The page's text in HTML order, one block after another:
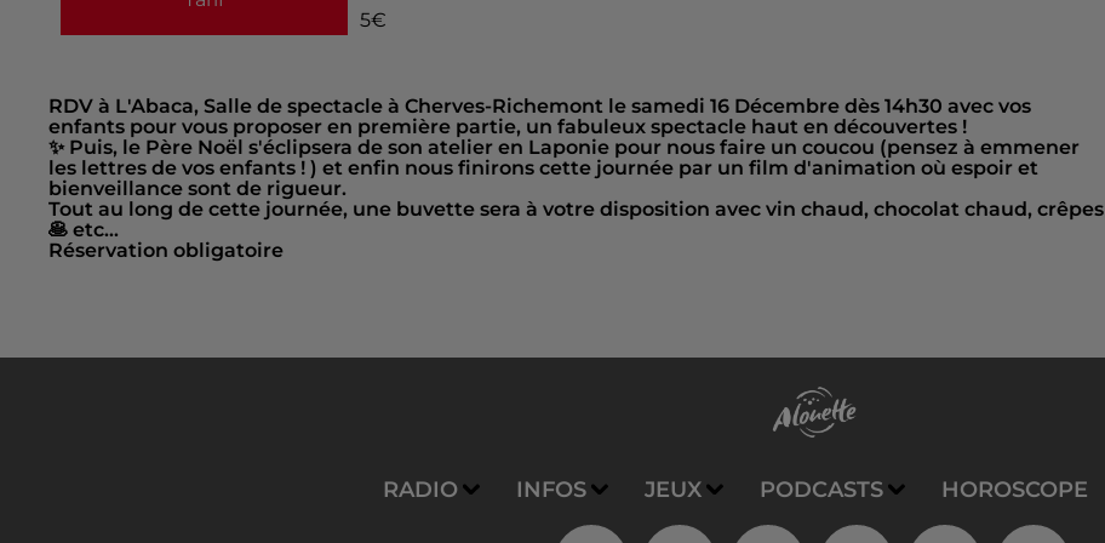
5€
RDV à L'Abaca, Salle de spectacle à Cherves-Richemont le samedi 16 Décembre dès 14h30 avec vos
enfants pour vous proposer en première partie, un fabuleux spectacle haut en découvertes !
✨ Puis, le Père Noël s'éclipsera de son atelier en Laponie pour nous faire un coucou (pensez à emmener
les lettres de vos enfants ! ) et enfin nous finirons cette journée par un film d'animation où espoir et
bienveillance sont de rigueur.
Tout au long de cette journée, une buvette sera à votre disposition avec vin chaud, chocolat chaud, crêpes
🥞 etc...
Réservation obligatoire
RADIO INFOS JEUX PODCASTS HOROSCOPE